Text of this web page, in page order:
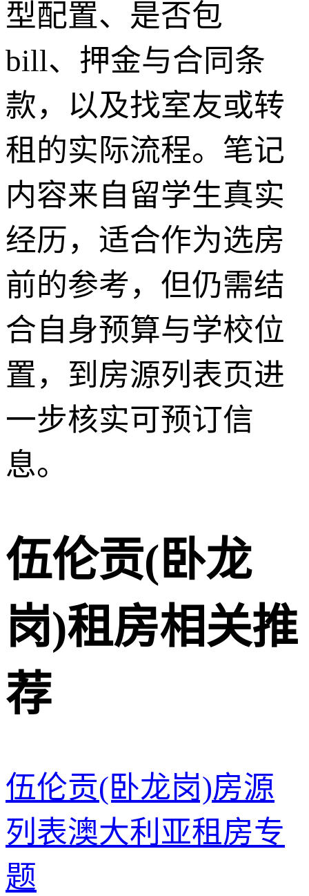
型配置、是否包
bill、押金与合同条
款，以及找室友或转
租的实际流程。笔记
内容来自留学生真实
经历，适合作为选房
前的参考，但仍需结
合自身预算与学校位
置，到房源列表页进
一步核实可预订信
息。
伍伦贡(卧龙
岗)租房相关推
荐
伍伦贡(卧龙岗)房源
列表澳大利亚租房专
题